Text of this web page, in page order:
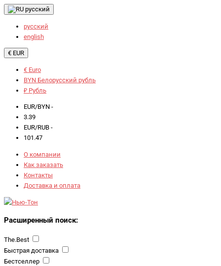
русский
русский
english
€ EUR
€ Euro
BYN Белорусский рубль
₽ Рубль
EUR/BYN -
3.39
EUR/RUB -
101.47
О компании
Как заказать
Контакты
Доставка и оплата
Расширенный поиск:
The.Best
Быстрая доставка
Бестселлер